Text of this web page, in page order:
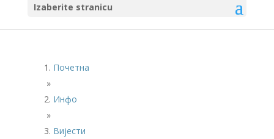
Izaberite stranicu
Почетна
»
Инфо
»
Вијести